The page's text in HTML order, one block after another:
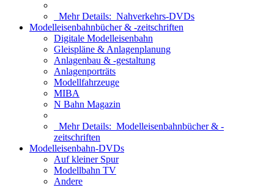
Mehr Details: Nahverkehrs-DVDs
Modelleisenbahnbücher & -zeitschriften
Digitale Modelleisenbahn
Gleispläne & Anlagenplanung
Anlagenbau & -gestaltung
Anlagenporträts
Modellfahrzeuge
MIBA
N Bahn Magazin
Mehr Details: Modelleisenbahnbücher & -
zeitschriften
Modelleisenbahn-DVDs
Auf kleiner Spur
Modellbahn TV
Andere